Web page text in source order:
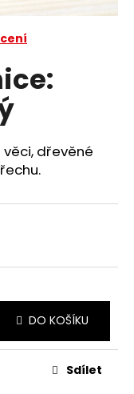
věci, dřevěné
DO KOŠÍKU
Sdílet